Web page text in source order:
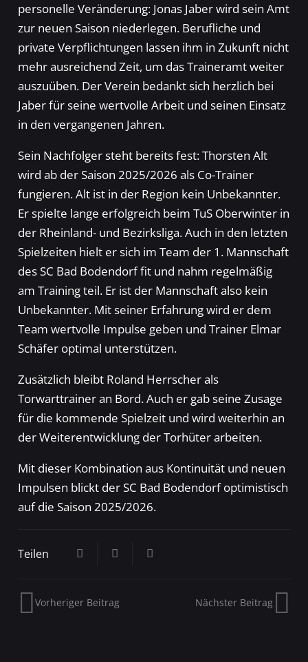
personelle Veränderung: Jonas Jaber wird sein Amt
zur neuen Saison niederlegen. Berufliche und
private Verpflichtungen lassen ihm in Zukunft nicht
mehr ausreichend Zeit, um das Traineramt weiter
auszuüben. Der Verein bedankt sich herzlich bei
Jaber für seine wertvolle Arbeit und seinen Einsatz
in den vergangenen Jahren.
Sein Nachfolger steht bereits fest: Thorsten Alt
wird ab der Saison 2025/2026 als Co-Trainer
fungieren. Alt ist in der Region kein Unbekannter.
Er spielte lange erfolgreich beim TuS Oberwinter in
der Rheinland- und Bezirksliga. Auch in den letzten
Spielzeiten hielt er sich im Team der 1. Mannschaft
des SC Bad Bodendorf fit und nahm regelmäßig
am Training teil. Er ist der Mannschaft also kein
Unbekannter. Mit seiner Erfahrung wird er dem
Team wertvolle Impulse geben und Trainer Elmar
Schäfer optimal unterstützen.
Zusätzlich bleibt Roland Herrscher als
Torwarttrainer an Bord. Auch er gab seine Zusage
für die kommende Spielzeit und wird weiterhin an
der Weiterentwicklung der Torhüter arbeiten.
Mit dieser Kombination aus Kontinuität und neuen
Impulsen blickt der SC Bad Bodendorf optimistisch
auf die Saison 2025/2026.
Teilen
Vorheriger Beitrag Nächster Beitrag